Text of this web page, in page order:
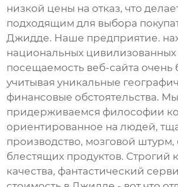
низкой цены на отказ, что
подходящим для выбора
Джидде. Наше предприятие.
национальных цивилизованных
посещаемость веб-сайта очень
учитывая уникальные
финансовые обстоятельства. Мы
придерживаемся философии
ориентированное на людей,
производство, мозговой штурм,
блестящих продуктов. Строгий
качества, фантастический